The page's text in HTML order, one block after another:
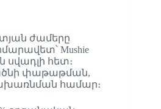
ժամերը
Mushie
սվադլի հետ։
փաթաթման,
համար։